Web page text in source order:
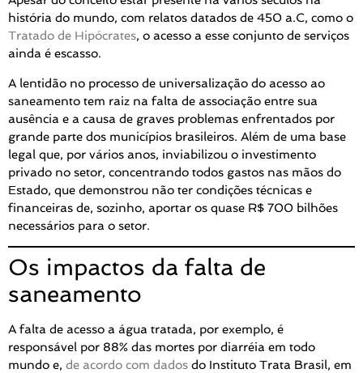
história do mundo, com relatos datados de 450 a.C, como o
Tratado de Hipócrates, o acesso a esse conjunto de serviços
ainda é escasso.
A lentidão no processo de universalização do acesso ao
saneamento tem raiz na falta de associação entre sua
ausência e a causa de graves problemas enfrentados por
grande parte dos municípios brasileiros. Além de uma base
legal que, por vários anos, inviabilizou o investimento
privado no setor, concentrando todos gastos nas mãos do
Estado, que demonstrou não ter condições técnicas e
financeiras de, sozinho, aportar os quase R$ 700 bilhões
necessários para o setor.
Os impactos da falta de
saneamento
A falta de acesso a água tratada, por exemplo, é
responsável por 88% das mortes por diarréia em todo
mundo e, de acordo com dados do Instituto Trata Brasil, em